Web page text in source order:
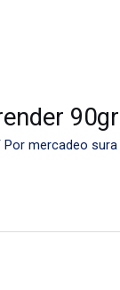
90gr
Por mercadeo sura